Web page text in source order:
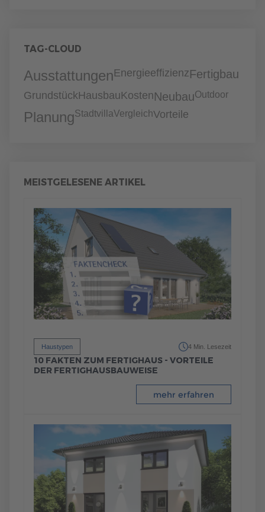
TAG-CLOUD
AusstattungenEnergieeffizienzFertigbau
GrundstückHausbauKostenNeubauOutdoor
PlanungStadtvillaVergleichVorteile
MEISTGELESENE ARTIKEL
Haustypen 4 Min. Lesezeit
10 FAKTEN ZUM FERTIGHAUS - VORTEILE
DER FERTIGHAUSBAUWEISE
mehr erfahren